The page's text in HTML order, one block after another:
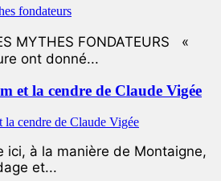
MYTHES FONDATEURS «
ont donné...
et la cendre de Claude Vigée
ici, à la manière de Montaigne,
et...